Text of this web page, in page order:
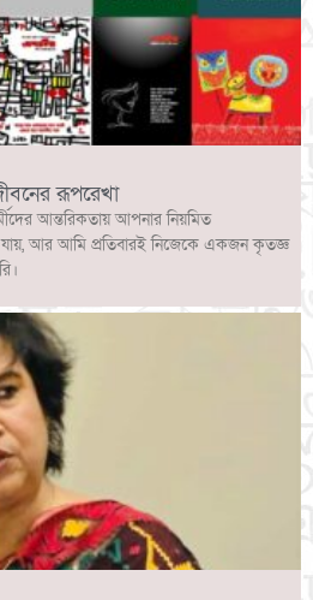
রূপরেখা
আন্তরিকতায় আপনার নিয়মিত
আর আমি প্রতিবারই নিজেকে একজন কৃতজ্ঞ